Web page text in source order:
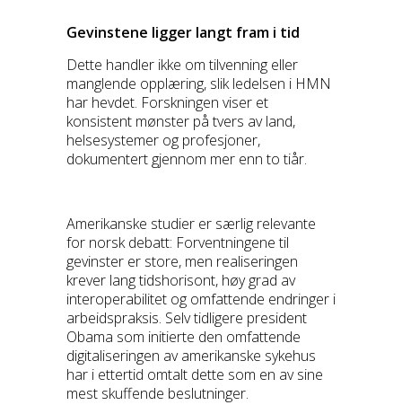
Gevinstene ligger langt fram i tid
Dette handler ikke om tilvenning eller
manglende opplæring, slik ledelsen i HMN
har hevdet. Forskningen viser et
konsistent mønster på tvers av land,
helsesystemer og profesjoner,
dokumentert gjennom mer enn to tiår.
Amerikanske studier er særlig relevante
for norsk debatt: Forventningene til
gevinster er store, men realiseringen
krever lang tidshorisont, høy grad av
interoperabilitet og omfattende endringer i
arbeidspraksis. Selv tidligere president
Obama som initierte den omfattende
digitaliseringen av amerikanske sykehus
har i ettertid omtalt dette som en av sine
mest skuffende beslutninger.